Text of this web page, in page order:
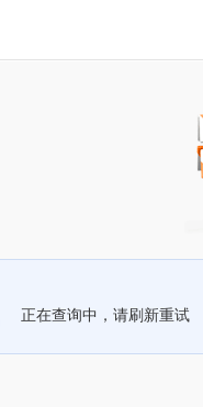
正在查询中，请刷新重试